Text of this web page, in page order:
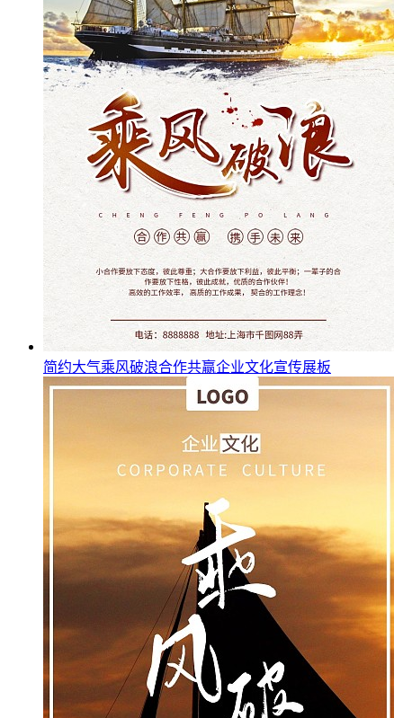
简约大气乘风破浪合作共赢企业文化宣传展板